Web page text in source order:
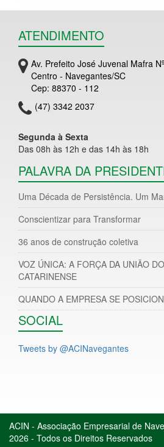
ATENDIMENTO
Av. Prefeito José Juvenal Mafra
Centro - Navegantes/SC
Cep: 88370 - 112
(47) 3342 2037
Segunda à Sexta
Das 08h às 12h e das 14h às 18h
PALAVRA DA
Uma Década de Persistência. Um
Conscientizar para Transformar
36 anos de construção coletiva
VOZ ÚNICA: A FORÇA DA UNIÃO
CATARINENSE
QUANDO A EMPRESA SE
SOCIAL
Tweets by @ACINavegantes
ACIN - Associação Empresarial de
2026 - Todos os Direitos Reservados